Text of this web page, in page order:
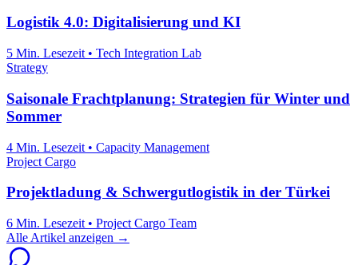
Logistik 4.0: Digitalisierung und KI
5 Min. Lesezeit • Tech Integration Lab
Strategy
Saisonale Frachtplanung: Strategien für Winter und
Sommer
4 Min. Lesezeit • Capacity Management
Project Cargo
Projektladung & Schwergutlogistik in der Türkei
6 Min. Lesezeit • Project Cargo Team
Alle Artikel anzeigen →